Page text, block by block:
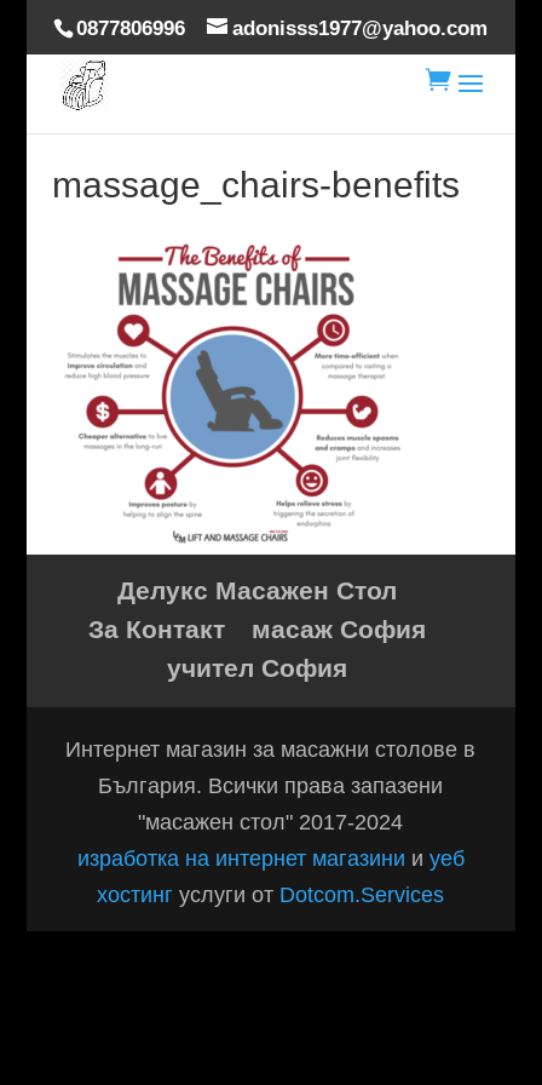
0877806996 adonisss1977@yahoo.com

massage_chairs-benefits
Делукс Масажен Стол
За Контакт
масаж София
учител София
Интернет магазин за масажни столове в
България. Всички права запазени
"масажен стол" 2017-2024
изработка на интернет магазини и уеб
хостинг услуги от Dotcom.Services